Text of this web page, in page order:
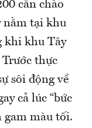
căn chào
nằm tại khu
khi khu Tây
thực
sôi động về
cả lúc “bức
gam màu tối.